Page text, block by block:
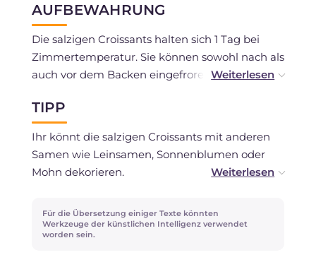
AUFBEWAHRUNG
Die salzigen Croissants halten sich 1 Tag bei
Zimmertemperatur. Sie können sowohl nach als
auch vor dem Backen eingefroren werden. In
eingefroren werden, dann aufgetaut und gehen
gelassen werden, bevor sie gebacken werden!
TIPP
Ihr könnt die salzigen Croissants mit anderen
Samen wie Leinsamen, Sonnenblumen oder
Mohn dekorieren.
Entdeckt unsere besten Rezepte um das
Brunch-Menü zu bereichern, wie zum Beispiel
Für die Übersetzung einiger Texte könnten
Werkzeuge der künstlichen Intelligenz verwendet
worden sein.